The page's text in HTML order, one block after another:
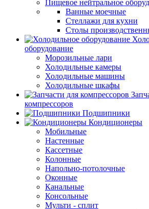
Пищевое нейтральное
Ванные моечные
Стеллажи для кухни
Столы
оборудование
Морозильные лари
Холодильные камеры
Холодильные машины
Холодильные шкафы
компрессоров
Подшипники
Кондиционеры
Мобильные
Настенные
Кассетные
Колонные
Напольно-потолочные
Оконные
Канальные
Консольные
Мульти - сплит